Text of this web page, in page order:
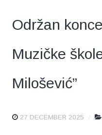
Održan
Muzičke
Milošević”
27 DECEMBER 2025